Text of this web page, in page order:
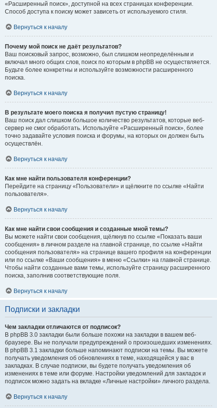
«Расширенный поиск», доступной на всех страницах конференции.
Способ доступа к поиску может зависеть от используемого стиля.
Вернуться к началу
Почему мой поиск не даёт результатов?
Ваш поисковый запрос, возможно, был слишком неопределённым и
включал много общих слов, поиск по которым в phpBB не осуществляется.
Будьте более конкретны и используйте возможности расширенного
поиска.
Вернуться к началу
В результате моего поиска я получил пустую страницу!
Ваш поиск дал слишком большое количество результатов, которые веб-
сервер не смог обработать. Используйте «Расширенный поиск», более
точно задавайте условия поиска и форумы, на которых он должен быть
осуществлён.
Вернуться к началу
Как мне найти пользователя конференции?
Перейдите на страницу «Пользователи» и щёлкните по ссылке «Найти
пользователя».
Вернуться к началу
Как мне найти свои сообщения и созданные мной темы?
Вы можете найти свои сообщения, щёлкнув по ссылке «Показать ваши
сообщения» в личном разделе на главной странице, по ссылке «Найти
сообщения пользователя» на странице вашего профиля на конференции
или по ссылке «Ваши сообщения» в меню «Ссылки» на главной странице.
Чтобы найти созданные вами темы, используйте страницу расширенного
поиска, заполнив соответствующие поля.
Вернуться к началу
Подписки и закладки
Чем закладки отличаются от подписок?
В phpBB 3.0 закладки были больше похожи на закладки в вашем веб-
браузере. Вы не получали предупреждений о произошедших изменениях.
В phpBB 3.1 закладки больше напоминают подписки на темы. Вы можете
получать уведомления об обновлениях в теме, находящейся у вас в
закладках. В случае подписки, вы будете получать уведомления об
изменениях в теме или форуме. Настройки уведомлений для закладок и
подписок можно задать на вкладке «Личные настройки» личного раздела.
Вернуться к началу